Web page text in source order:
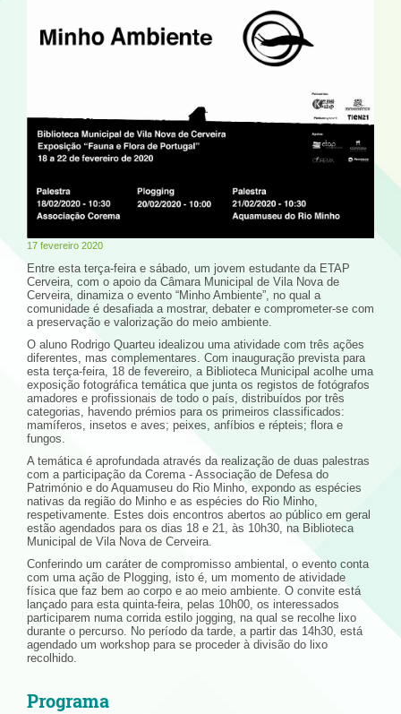
17 fevereiro 2020
Entre esta terça-feira e sábado, um jovem estudante da ETAP
Cerveira, com o apoio da Câmara Municipal de Vila Nova de
Cerveira, dinamiza o evento “Minho Ambiente”, no qual a
comunidade é desafiada a mostrar, debater e comprometer-se com
a preservação e valorização do meio ambiente.
O aluno Rodrigo Quarteu idealizou uma atividade com três ações
diferentes, mas complementares. Com inauguração prevista para
esta terça-feira, 18 de fevereiro, a Biblioteca Municipal acolhe uma
exposição fotográfica temática que junta os registos de fotógrafos
amadores e profissionais de todo o país, distribuídos por três
categorias, havendo prémios para os primeiros classificados:
mamíferos, insetos e aves; peixes, anfíbios e répteis; flora e
fungos.
A temática é aprofundada através da realização de duas palestras
com a participação da Corema - Associação de Defesa do
Património e do Aquamuseu do Rio Minho, expondo as espécies
nativas da região do Minho e as espécies do Rio Minho,
respetivamente. Estes dois encontros abertos ao público em geral
estão agendados para os dias 18 e 21, às 10h30, na Biblioteca
Municipal de Vila Nova de Cerveira.
Conferindo um caráter de compromisso ambiental, o evento conta
com uma ação de Plogging, isto é, um momento de atividade
física que faz bem ao corpo e ao meio ambiente. O convite está
lançado para esta quinta-feira, pelas 10h00, os interessados
participarem numa corrida estilo jogging, na qual se recolhe lixo
durante o percurso. No período da tarde, a partir das 14h30, está
agendado um workshop para se proceder à divisão do lixo
recolhido.
Programa